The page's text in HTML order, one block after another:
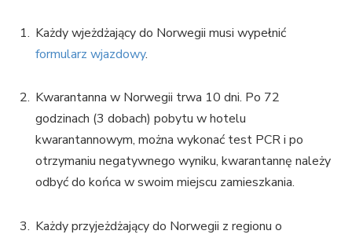
Każdy wjeżdżający do Norwegii musi wypełnić
formularz wjazdowy.
Kwarantanna w Norwegii trwa 10 dni. Po 72
godzinach (3 dobach) pobytu w hotelu
kwarantannowym, można wykonać test PCR i po
otrzymaniu negatywnego wyniku, kwarantannę należy
odbyć do końca w swoim miejscu zamieszkania.
Każdy przyjeżdżający do Norwegii z regionu o